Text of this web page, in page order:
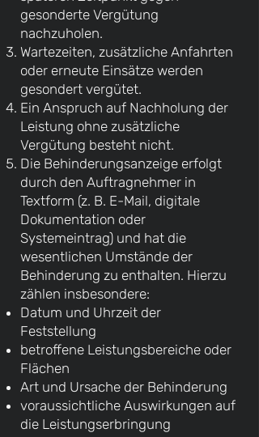
gesonderte Vergütung
nachzuholen.
Wartezeiten, zusätzliche Anfahrten
oder erneute Einsätze werden
gesondert vergütet.
Ein Anspruch auf Nachholung der
Leistung ohne zusätzliche
Vergütung besteht nicht.
Die Behinderungsanzeige erfolgt
durch den Auftragnehmer in
Textform (z. B. E-Mail, digitale
Dokumentation oder
Systemeintrag) und hat die
wesentlichen Umstände der
Behinderung zu enthalten. Hierzu
zählen insbesondere:
Datum und Uhrzeit der
Feststellung
betroffene Leistungsbereiche oder
Flächen
Art und Ursache der Behinderung
voraussichtliche Auswirkungen auf
die Leistungserbringung